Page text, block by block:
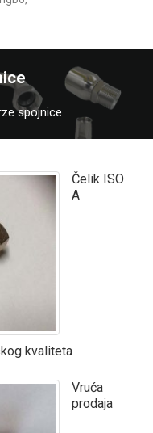
spojnice
Čelik ISO
A
kvaliteta
Vruća
prodaja